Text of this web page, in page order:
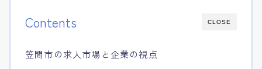
CLOSE
Contents
笠間市の求人市場と企業の視点